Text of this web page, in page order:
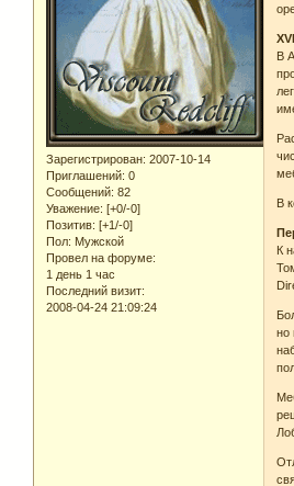
Зарегистрирован: 2007-10-14
Приглашений: 0
Сообщений: 82
Уважение: [+0/-0]
Позитив: [+1/-0]
Пол: Мужской
Провел на форуме:
1 день 1 час
Последний визит:
2008-04-24 21:09:24
В
В
К
но